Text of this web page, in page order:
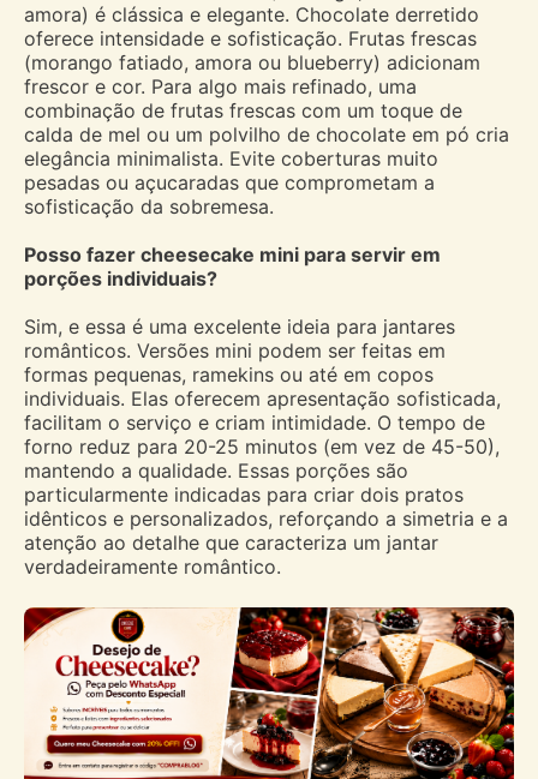
amora) é clássica e elegante. Chocolate derretido
oferece intensidade e sofisticação. Frutas frescas
(morango fatiado, amora ou blueberry) adicionam
frescor e cor. Para algo mais refinado, uma
combinação de frutas frescas com um toque de
calda de mel ou um polvilho de chocolate em pó cria
elegância minimalista. Evite coberturas muito
pesadas ou açucaradas que comprometam a
sofisticação da sobremesa.
Posso fazer cheesecake mini para servir em
porções individuais?
Sim, e essa é uma excelente ideia para jantares
românticos. Versões mini podem ser feitas em
formas pequenas, ramekins ou até em copos
individuais. Elas oferecem apresentação sofisticada,
facilitam o serviço e criam intimidade. O tempo de
forno reduz para 20-25 minutos (em vez de 45-50),
mantendo a qualidade. Essas porções são
particularmente indicadas para criar dois pratos
idênticos e personalizados, reforçando a simetria e a
atenção ao detalhe que caracteriza um jantar
verdadeiramente romântico.